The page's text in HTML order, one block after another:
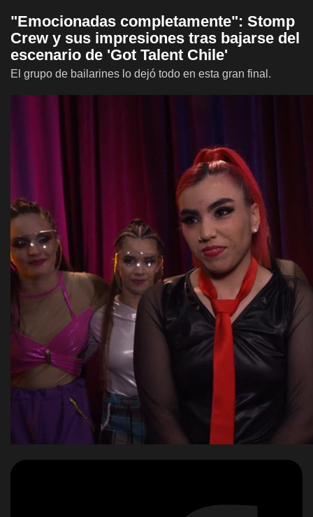
"Emocionadas completamente": Stomp
Crew y sus impresiones tras bajarse del
escenario de 'Got Talent Chile'
El grupo de bailarines lo dejó todo en esta gran final.